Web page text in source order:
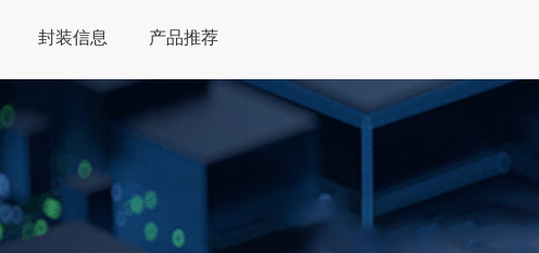
封装信息 产品推荐